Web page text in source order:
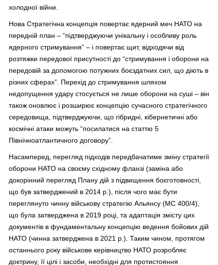
холодної війни.
Нова Стратегічна концепція повертає ядерний меч НАТО на
передній план – “підтверджуючи унікальну і особливу роль
ядерного стримування” – і повертає щит, відходячи від
розтяжки передової присутності до “стримування і оборони на
передовій за допомогою потужних боєздатних сил, що діють в
різних сферах”. Перехід до стримування шляхом
недопущення удару стосується не лише оборони на суші – він
також оновлює і розширює концепцію сучасного стратегічного
середовища, підтверджуючи, що гібридні, кібернетичні або
космічні атаки можуть “посилатися на статтю 5
Північноатлантичного договору”.
Насамперед, перегляд підходів передбачатиме зміну стратегії
оборони НАТО на своєму східному фланзі (заміна або
докорінний перегляд Плану дій з підвищення боєготовності,
що був затверджений в 2014 р.), після чого має бути
переглянуто чинну військову стратегію Альянсу (MC 400/4),
що була затверджена в 2019 році, та адаптація змісту цих
документів в фундаментальну концепцію ведення бойових дій
НАТО (чинна затверджена в 2021 р.). Таким чином, протягом
останнього року військове керівництво НАТО розробляє
доктрину, її цілі і засоби, необхідні для протистояння